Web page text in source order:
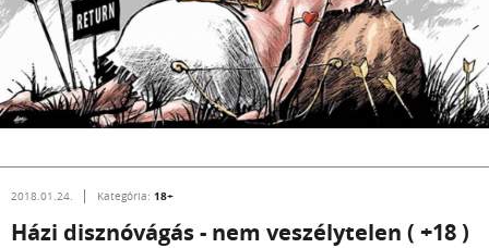
2018.01.24. Kategória: 18+
Házi disznóvágás - nem veszélytelen ( +18 )